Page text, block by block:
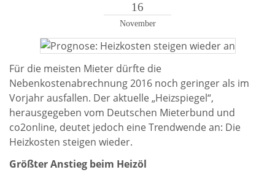
16
November
Für die meisten Mieter dürfte die
Nebenkostenabrechnung 2016 noch geringer als im
Vorjahr ausfallen. Der aktuelle „Heizspiegel“,
herausgegeben vom Deutschen Mieterbund und
co2online, deutet jedoch eine Trendwende an: Die
Heizkosten steigen wieder.
Größter Anstieg beim Heizöl